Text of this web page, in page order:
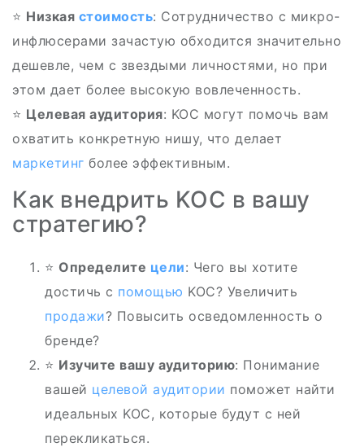
⭐ Низкая стоимость: Сотрудничество с микро-
инфлюсерами зачастую обходится значительно
дешевле, чем с звездыми личностями, но при
этом дает более высокую вовлеченность.
⭐ Целевая аудитория: KOC могут помочь вам
охватить конкретную нишу, что делает
маркетинг более эффективным.
Как внедрить KOC в вашу
стратегию?
⭐ Определите цели: Чего вы хотите
достичь с помощью KOC? Увеличить
продажи? Повысить осведомленность о
бренде?
⭐ Изучите вашу аудиторию: Понимание
вашей целевой аудитории поможет найти
идеальных KOC, которые будут с ней
перекликаться.